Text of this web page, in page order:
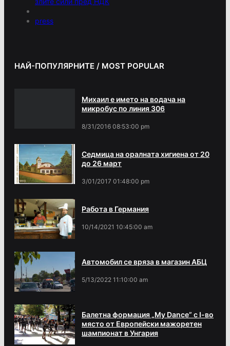
press
НАЙ-ПОПУЛЯРНИТЕ / MOST POPULAR
Михаил е името на водача на
микробус по линия 306
8/31/2016 08:53:00 pm
Седмица на оралната хигиена от 20
до 26 март
3/01/2017 01:48:00 pm
Работа в Германия
10/14/2021 10:45:00 am
Автомобил се вряза в магазин АБЦ
5/13/2022 11:10:00 am
Балетна формация „My Dance” с І-во
място от Европейски мажоретен
шампионат в Унгария